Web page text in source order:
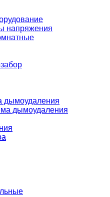
напряжения
дымоудаления
дымоудаления